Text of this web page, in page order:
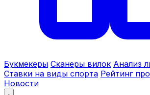
Букмекеры Сканеры вилок Анализ
Ставки на виды спорта Рейтинг
Новости